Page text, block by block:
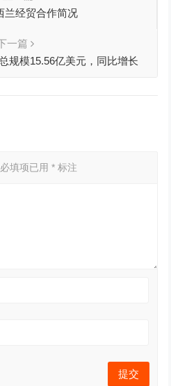
经贸合作简况
一篇
规模15.56亿美元，同比增长
必填项已用* 标注